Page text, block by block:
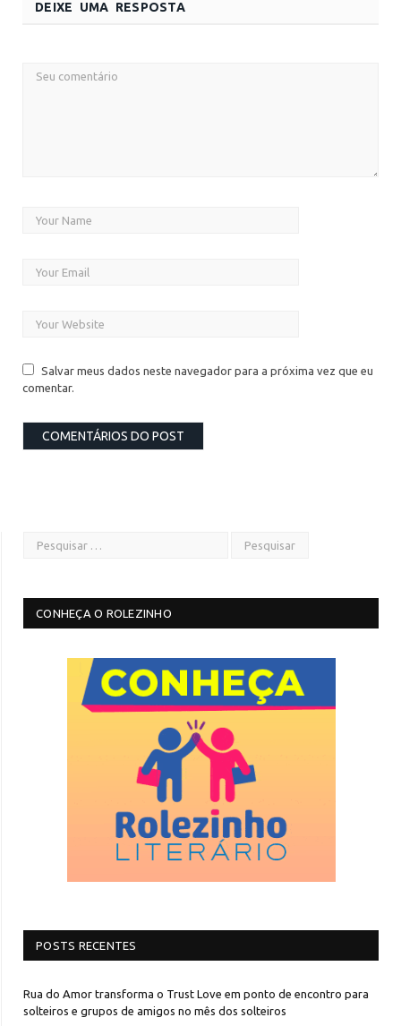
DEIXE UMA RESPOSTA
Salvar meus dados neste navegador para a próxima vez que eu
comentar.
CONHEÇA O ROLEZINHO
POSTS RECENTES
Rua do Amor transforma o Trust Love em ponto de encontro para
solteiros e grupos de amigos no mês dos solteiros